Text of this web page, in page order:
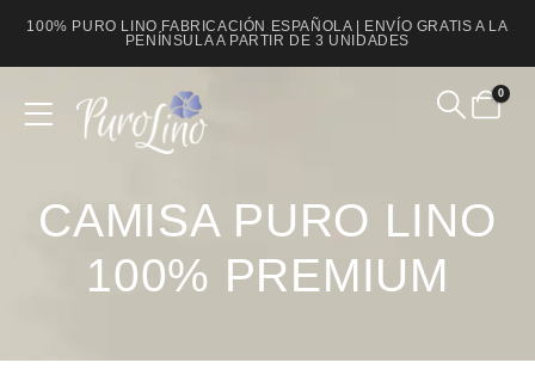
100% PURO LINO FABRICACIÓN ESPAÑOLA | ENVÍO GRATIS A LA
PENÍNSULA A PARTIR DE 3 UNIDADES
0
CAMISA PURO LINO
100% PREMIUM